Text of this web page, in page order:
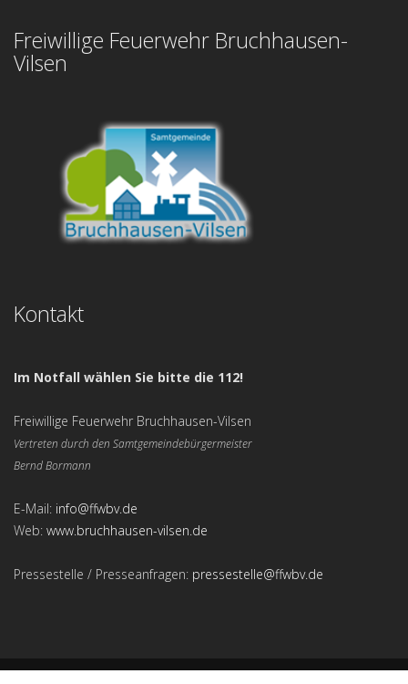
Freiwillige Feuerwehr Bruchhausen-
Vilsen
Kontakt
Im Notfall wählen Sie bitte die 112!
Freiwillige Feuerwehr Bruchhausen-Vilsen
Vertreten durch den Samtgemeindebürgermeister
Bernd Bormann
E-Mail: info@ffwbv.de
Web: www.bruchhausen-vilsen.de
Pressestelle / Presseanfragen: pressestelle@ffwbv.de